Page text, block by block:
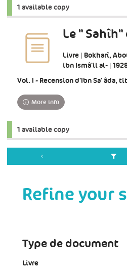
1 available copy
Le "
Livre | Bokharî,
ibn Ismâ'il al- |
Vol. I - Recension d'Ibn Sa' âda,
More info
1 available copy
Refine your
Type de document
Livre